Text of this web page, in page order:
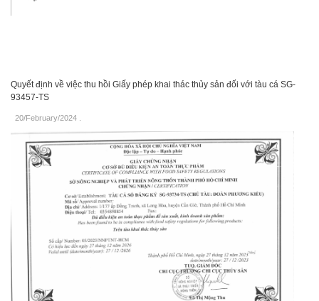
Quyết định về việc thu hồi Giấy phép khai thác thủy sản đối với tàu cá SG-
93457-TS
20/February/2024